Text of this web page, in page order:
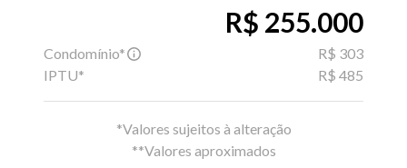
R$ 255.000
Condomínio*
R$ 303
IPTU*
R$ 485
*Valores sujeitos à alteração
**Valores aproximados